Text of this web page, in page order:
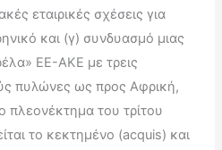
εταιρικές σχέσεις για
και (γ) συνδυασμό μιας
ΕΕ-ΑΚΕ με τρεις
πυλώνες ως προς Αφρική,
πλεονέκτημα του τρίτου
το κεκτημένο (acquis) και